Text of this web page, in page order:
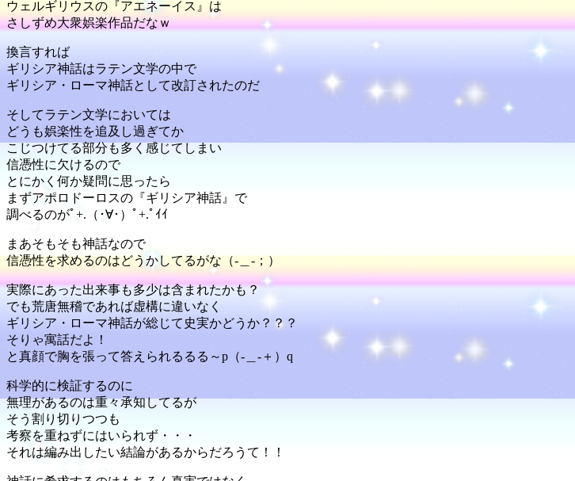
ウェルギリウスの『アエネーイス』は
さしずめ大衆娯楽作品だなｗ
換言すれば
ギリシア神話はラテン文学の中で
ギリシア・ローマ神話として改訂されたのだ
そしてラテン文学においては
どうも娯楽性を追及し過ぎてか
こじつけてる部分も多く感じてしまい
信憑性に欠けるので
とにかく何か疑問に思ったら
まずアポロドーロスの『ギリシア神話』で
調べるのがﾟ+.（･∀･）ﾟ+.ﾟｲｲ
まあそもそも神話なので
信憑性を求めるのはどうかしてるがな（-＿-；）
実際にあった出来事も多少は含まれたかも？
でも荒唐無稽であれば虚構に違いなく
ギリシア・ローマ神話が総じて史実かどうか？？？
そりゃ寓話だよ！
と真顔で胸を張って答えられるるる～p（-＿-＋）q
科学的に検証するのに
無理があるのは重々承知してるが
そう割り切りつつも
考察を重ねずにはいられず・・・
それは編み出したい結論があるからだろうて！！